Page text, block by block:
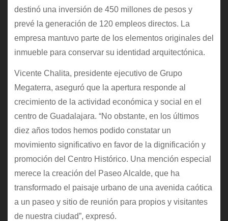
destinó una inversión de 450 millones de pesos y
prevé la generación de 120 empleos directos. La
empresa mantuvo parte de los elementos originales del
inmueble para conservar su identidad arquitectónica.
Vicente Chalita, presidente ejecutivo de Grupo
Megaterra, aseguró que la apertura responde al
crecimiento de la actividad económica y social en el
centro de Guadalajara. “No obstante, en los últimos
diez años todos hemos podido constatar un
movimiento significativo en favor de la dignificación y
promoción del Centro Histórico. Una mención especial
merece la creación del Paseo Alcalde, que ha
transformado el paisaje urbano de una avenida caótica
a un paseo y sitio de reunión para propios y visitantes
de nuestra ciudad”, expresó.